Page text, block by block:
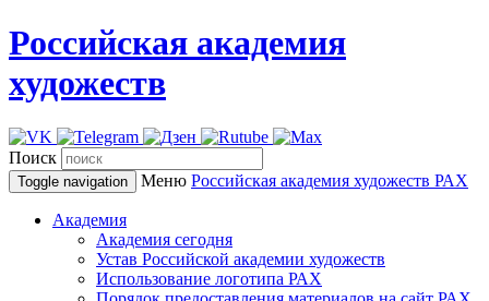
Российская академия
художеств
Поиск
Toggle navigation Меню Российская академия художеств РАХ
Академия
Академия сегодня
Устав Российской академии художеств
Использование логотипа РАХ